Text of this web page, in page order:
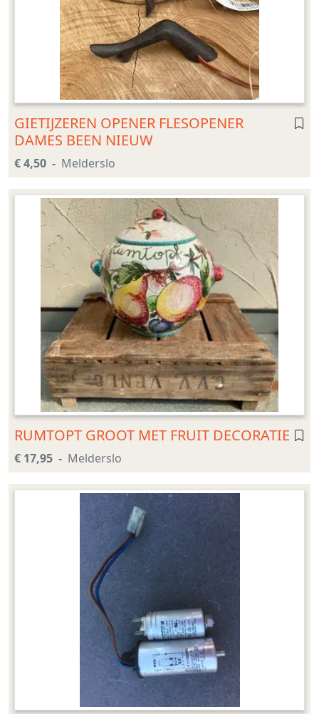
GIETIJZEREN OPENER FLESOPENER
DAMES BEEN NIEUW
€ 4,50 Melderslo
RUMTOPT GROOT MET FRUIT DECORATIE
€ 17,95 Melderslo